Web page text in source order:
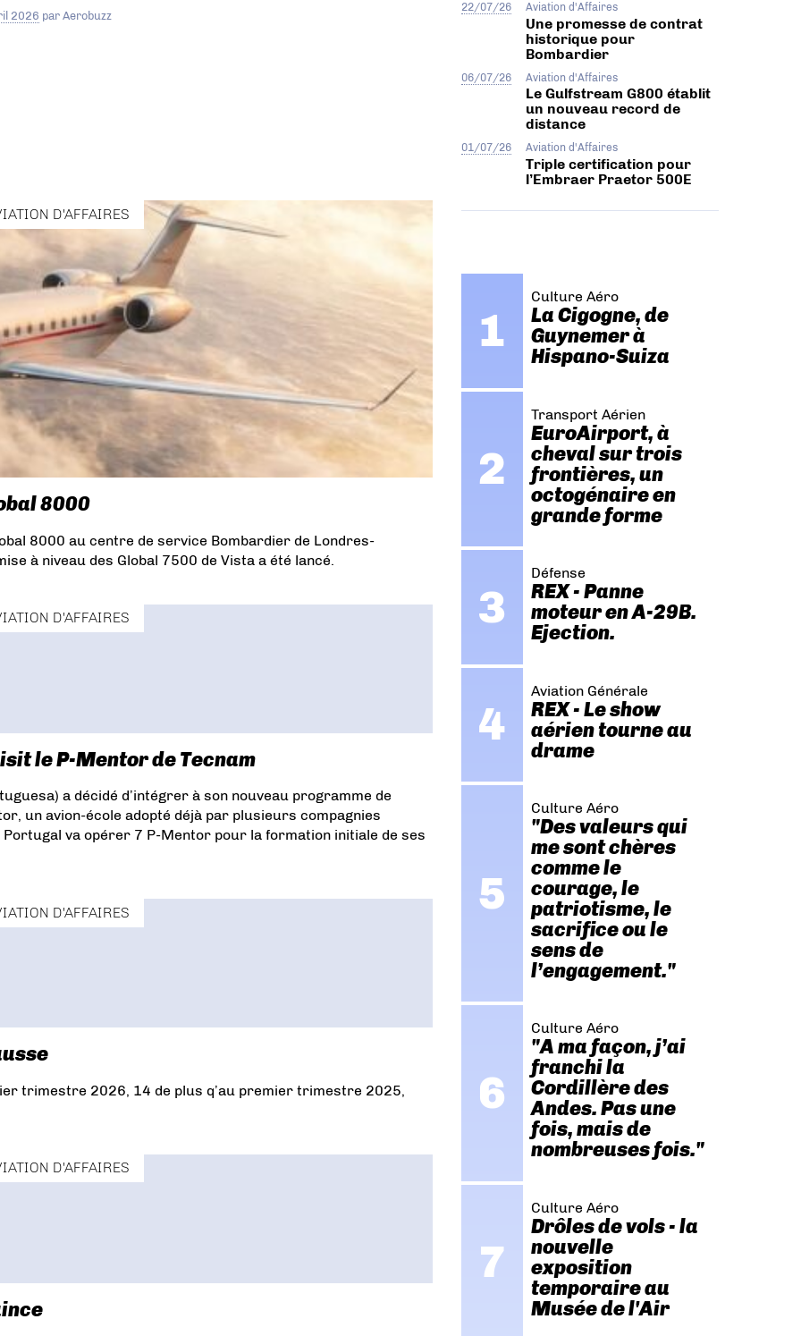
2026 par Aerobuzz
D'AFFAIRES
8000
8000 au centre de service Bombardier de Londres-
à niveau des Global 7500 de Vista a été lancé.
D'AFFAIRES
le P-Mentor de Tecnam
a décidé d’intégrer à son nouveau programme de
un avion-école adopté déjà par plusieurs compagnies
va opérer 7 P-Mentor pour la formation initiale de ses
D'AFFAIRES
trimestre 2026, 14 de plus q’au premier trimestre 2025,
D'AFFAIRES
22/07/26 Aviation d'Affaires
Une promesse de contrat
historique pour
Bombardier
06/07/26 Aviation d'Affaires
Le Gulfstream G800 établit
un nouveau record de
distance
01/07/26 Aviation d'Affaires
Triple certification pour
l’Embraer Praetor 500E
Culture Aéro
La Cigogne, de
Guynemer à
Hispano-Suiza
Transport Aérien
EuroAirport, à
cheval sur trois
frontières, un
octogénaire en
grande forme
Défense
REX - Panne
moteur en A-29B.
Ejection.
Aviation Générale
REX - Le show
aérien tourne au
drame
Culture Aéro
"Des valeurs qui
me sont chères
comme le
courage, le
patriotisme, le
sacrifice ou le
sens de
l’engagement."
Culture Aéro
"A ma façon, j’ai
franchi la
Cordillère des
Andes. Pas une
fois, mais de
nombreuses fois."
Culture Aéro
Drôles de vols - la
nouvelle
exposition
temporaire au
Musée de l'Air